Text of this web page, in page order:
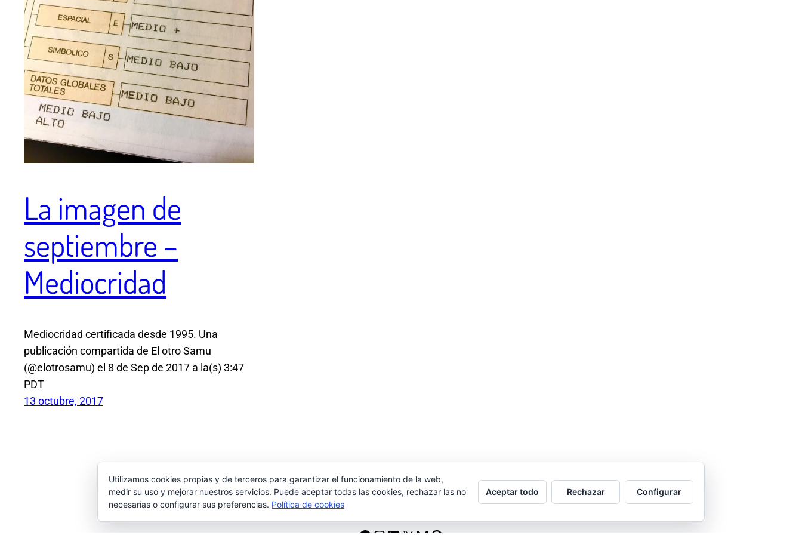
La imagen de
septiembre –
Mediocridad
Mediocridad certificada desde 1995. Una
publicación compartida de El otro Samu
(@elotrosamu) el 8 de Sep de 2017 a la(s) 3:47
PDT
13 octubre, 2017
Utilizamos cookies propias y de terceros para garantizar el funcionamiento de la web,
medir su uso y mejorar nuestros servicios. Puede aceptar todas las cookies, rechazar las no
necesarias o configurar sus preferencias. Política de cookies
Aceptar todo Rechazar Configurar